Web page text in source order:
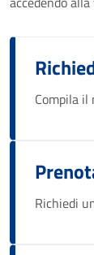
Compila il
Richiedi